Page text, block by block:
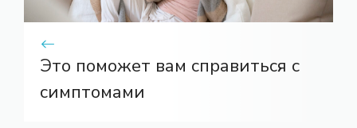
Это поможет вам справиться с
симптомами